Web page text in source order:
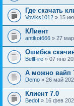
Где скачать
Voviks1012 » 15
КЛиент
antikot666 » 27
Ошибка
BellFire » 07 янв
А можно вайп
Demo » 26 май
Клиент 7.0
Bedof » 16 фев